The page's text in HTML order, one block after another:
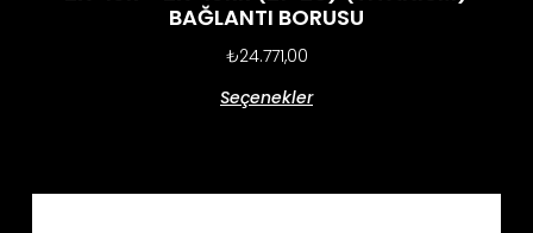
BAĞLANTI BORUSU
₺24.771,00
Seçenekler